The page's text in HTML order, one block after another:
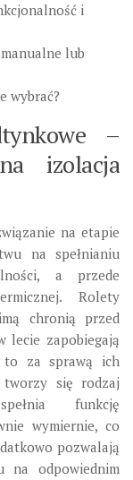
i
lub
wybrać?
–
izolacja
na etapie
na spełnianiu
a przede
Rolety
chronią przed
lecie zapobiegają
to za sprawą ich
się rodzaj
funkcję
wymiernie, co
pozwalają
na odpowiednim